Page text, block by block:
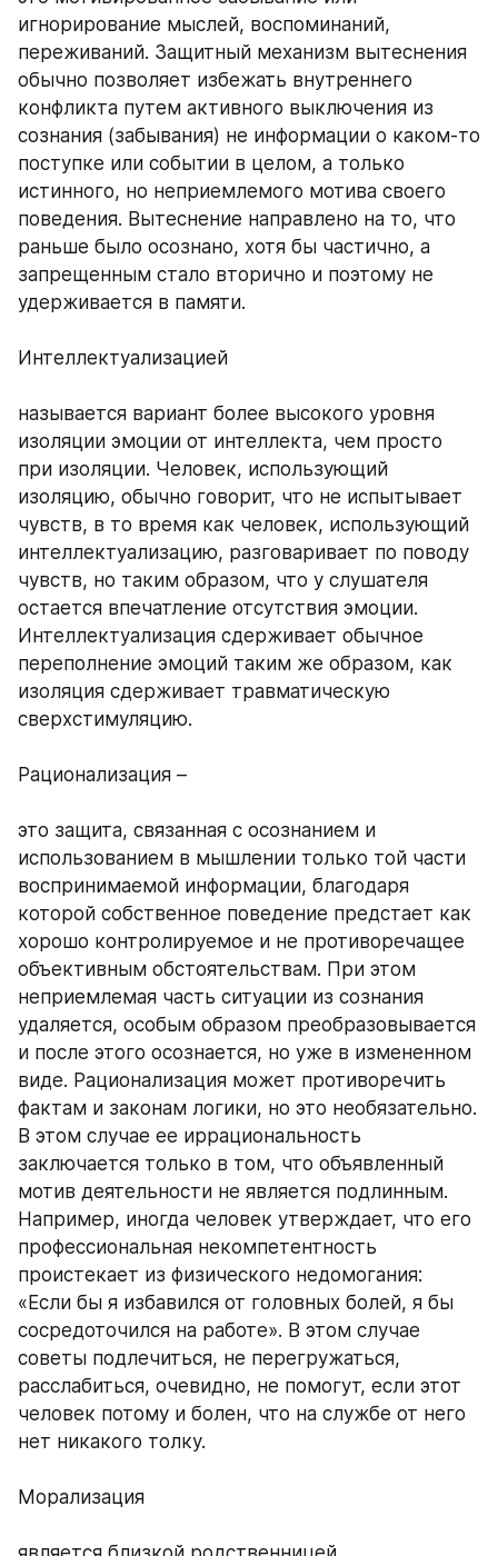
игнорирование мыслей, воспоминаний,
переживаний. Защитный механизм вытеснения
обычно позволяет избежать внутреннего
конфликта путем активного выключения из
сознания (забывания) не информации о каком-то
поступке или событии в целом, а только
истинного, но неприемлемого мотива своего
поведения. Вытеснение направлено на то, что
раньше было осознано, хотя бы частично, а
запрещенным стало вторично и поэтому не
удерживается в памяти.
Интеллектуализацией
называется вариант более высокого уровня
изоляции эмоции от интеллекта, чем просто
при изоляции. Человек, использующий
изоляцию, обычно говорит, что не испытывает
чувств, в то время как человек, использующий
интеллектуализацию, разговаривает по поводу
чувств, но таким образом, что у слушателя
остается впечатление отсутствия эмоции.
Интеллектуализация сдерживает обычное
переполнение эмоций таким же образом, как
изоляция сдерживает травматическую
сверхстимуляцию.
Рационализация –
это защита, связанная с осознанием и
использованием в мышлении только той части
воспринимаемой информации, благодаря
которой собственное поведение предстает как
хорошо контролируемое и не противоречащее
объективным обстоятельствам. При этом
неприемлемая часть ситуации из сознания
удаляется, особым образом преобразовывается
и после этого осознается, но уже в измененном
виде. Рационализация может противоречить
фактам и законам логики, но это необязательно.
В этом случае ее иррациональность
заключается только в том, что объявленный
мотив деятельности не является подлинным.
Например, иногда человек утверждает, что его
профессиональная некомпетентность
проистекает из физического недомогания:
«Если бы я избавился от головных болей, я бы
сосредоточился на работе». В этом случае
советы подлечиться, не перегружаться,
расслабиться, очевидно, не помогут, если этот
человек потому и болен, что на службе от него
нет никакого толку.
Морализация